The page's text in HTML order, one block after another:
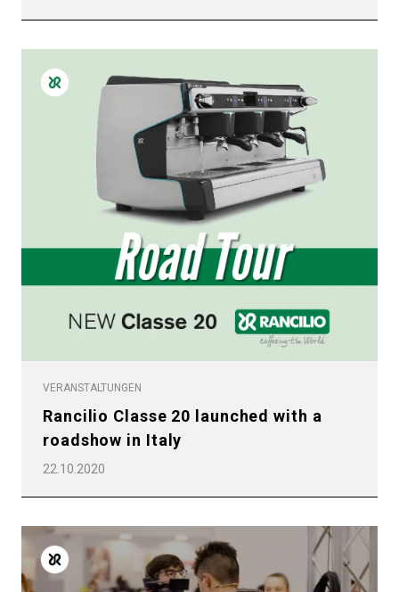
VERANSTALTUNGEN
Rancilio Classe 20 launched with a
roadshow in Italy
22.10.2020